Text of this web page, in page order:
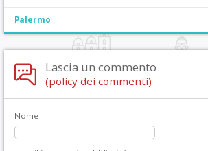
Palermo
Lascia un commento
(policy dei commenti)
Nome